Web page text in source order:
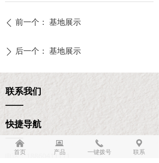
ꄴ 前一个： 基地展示
ꄲ 后一个： 基地展示
联系我们
——
快捷导航
——
电话： 18860411111
낀
首页
뀵
产品
끅
一键拨号
끇
联系